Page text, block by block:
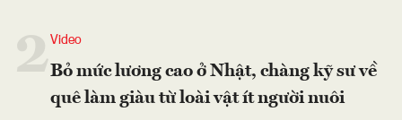
2Video
Bỏ mức lương cao ở Nhật, chàng kỹ sư về
quê làm giàu từ loài vật ít người nuôi